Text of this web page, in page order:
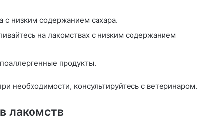
с низким содержанием сахара.
на лакомствах с низким содержанием
продукты.
необходимости, консультируйтесь с ветеринаром.
лакомств